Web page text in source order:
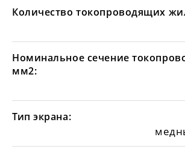
Количество токопроводящих
Номинальное сечение
мм2:
Тип экрана: